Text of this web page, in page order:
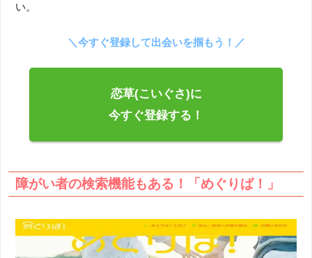
い。
＼今すぐ登録して出会いを掴もう！／
恋草(こいぐさ)に
今すぐ登録する！
障がい者の検索機能もある！「めぐりば！」